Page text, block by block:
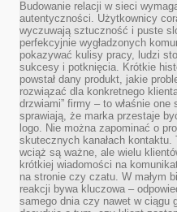
Budowanie relacji w sieci
autentyczności. Użytkownicy
wyczuwają sztuczność i puste
perfekcyjnie wygładzonych
pokazywać kulisy pracy, ludzi
sukcesy i potknięcia. Krótkie
powstał dany produkt, jakie
rozwiązać dla konkretnego
drzwiami” firmy – to właśnie
sprawiają, że marka przestaje
logo. Nie można zapominać o
skutecznych kanałach kontaktu.
wciąż są ważne, ale wielu
krótkiej wiadomości na
na stronie czy czatu. W małym
reakcji bywa kluczowa –
samego dnia czy nawet w ciągu